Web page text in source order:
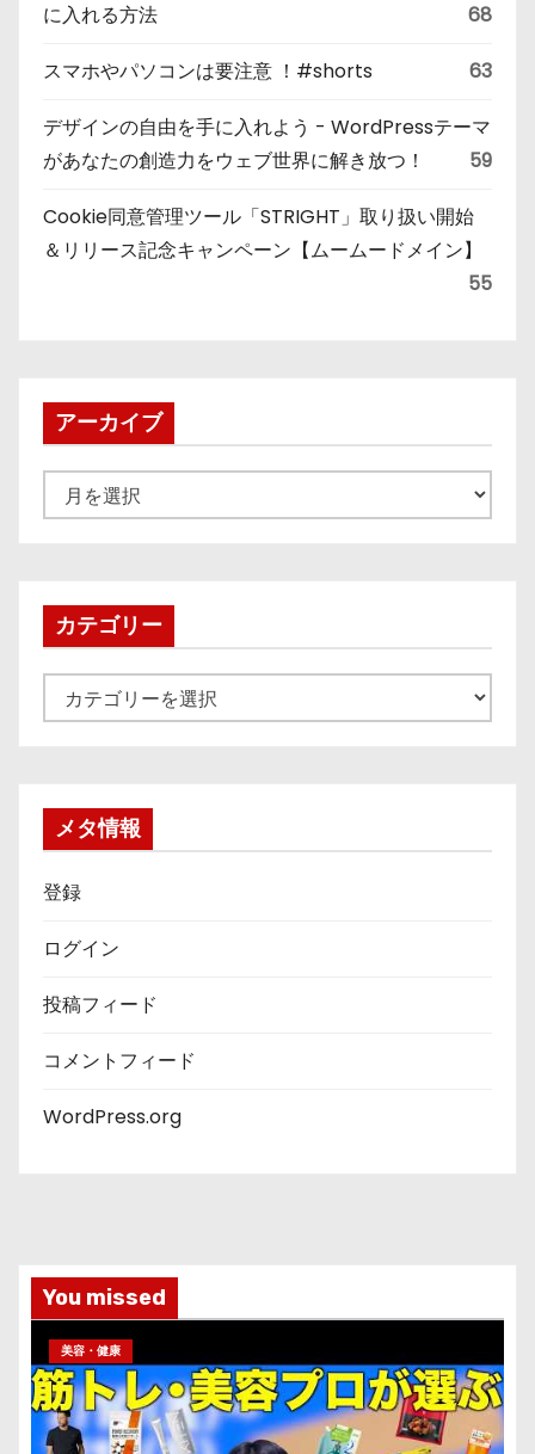
に入れる方法
68
スマホやパソコンは要注意 ！#shorts 63
デザインの自由を手に入れよう - WordPressテーマ
があなたの創造力をウェブ世界に解き放つ！
59
Cookie同意管理ツール「STRIGHT」取り扱い開始
＆リリース記念キャンペーン【ムームードメイン】
55
アーカイブ
ー
ブカテゴリー
テ
メタ情報
登録
ログイン
投稿フィード
コメントフィード
WordPress.org
You missed
美容・健康